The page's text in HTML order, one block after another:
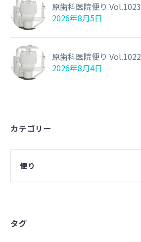
原歯科医院便り Vol.1023
2026年8月5日
原歯科医院便り Vol.1022
2026年8月4日
カテゴリー
便り
タグ